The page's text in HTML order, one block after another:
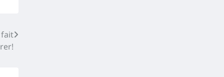
fait